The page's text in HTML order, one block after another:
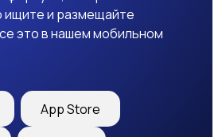
ищите и размещайте
это в нашем мобильном
App Store